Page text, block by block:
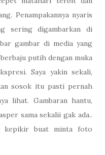
Penampakannya nyaris
sering digambarkan di
gambar di media yang
putih dengan muka
Saya yakin sekali,
sosok itu pasti pernah
lihat. Gambaran hantu,
sama sekalii gak ada..
kepikir buat minta foto